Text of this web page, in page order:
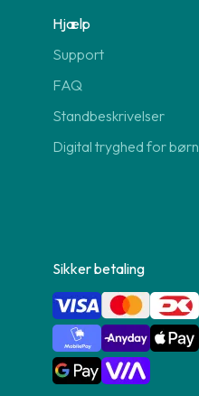
Hjælp
Support
FAQ
Standbeskrivelser
Digital tryghed for børn
Sikker betaling